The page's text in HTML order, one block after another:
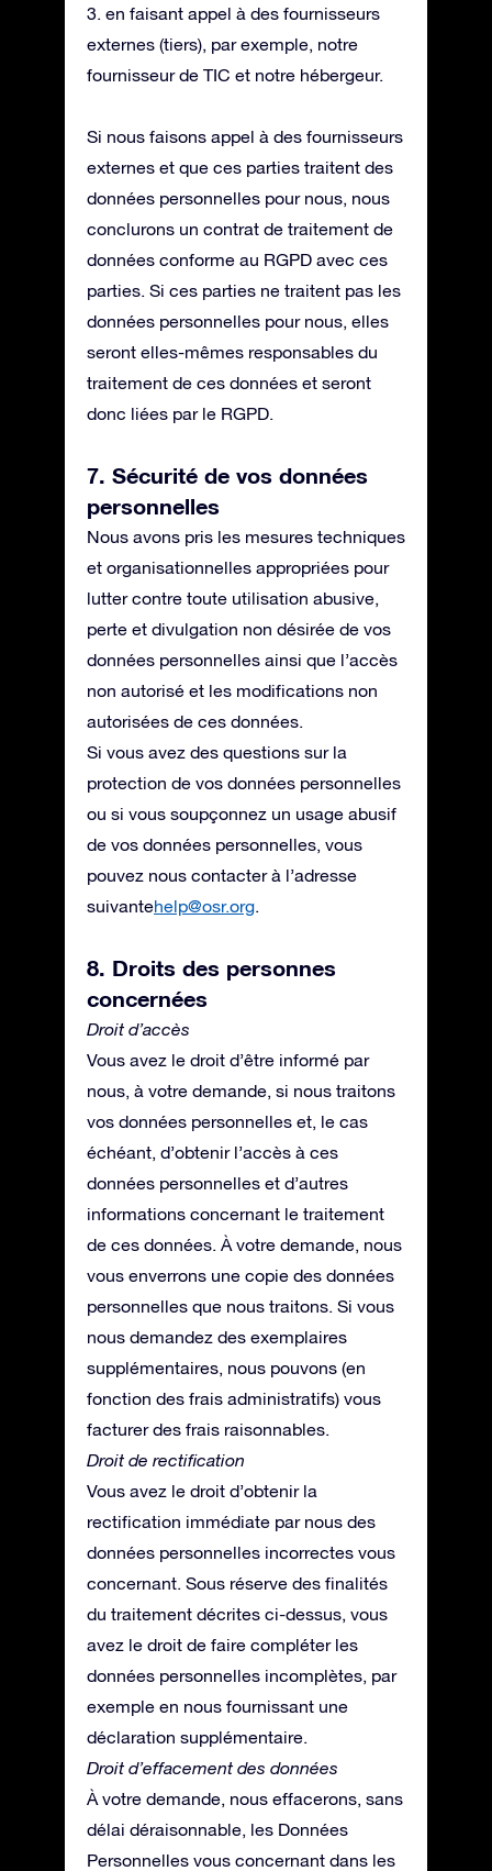
3. en faisant appel à des fournisseurs
externes (tiers), par exemple, notre
fournisseur de TIC et notre hébergeur.
Si nous faisons appel à des fournisseurs
externes et que ces parties traitent des
données personnelles pour nous, nous
conclurons un contrat de traitement de
données conforme au RGPD avec ces
parties. Si ces parties ne traitent pas les
données personnelles pour nous, elles
seront elles-mêmes responsables du
traitement de ces données et seront
donc liées par le RGPD.
7. Sécurité de vos données
personnelles
Nous avons pris les mesures techniques
et organisationnelles appropriées pour
lutter contre toute utilisation abusive,
perte et divulgation non désirée de vos
données personnelles ainsi que l’accès
non autorisé et les modifications non
autorisées de ces données.
Si vous avez des questions sur la
protection de vos données personnelles
ou si vous soupçonnez un usage abusif
de vos données personnelles, vous
pouvez nous contacter à l’adresse
suivantehelp@osr.org.
8. Droits des personnes
concernées
Droit d’accès
Vous avez le droit d’être informé par
nous, à votre demande, si nous traitons
vos données personnelles et, le cas
échéant, d’obtenir l’accès à ces
données personnelles et d’autres
informations concernant le traitement
de ces données. À votre demande, nous
vous enverrons une copie des données
personnelles que nous traitons. Si vous
nous demandez des exemplaires
supplémentaires, nous pouvons (en
fonction des frais administratifs) vous
facturer des frais raisonnables.
Droit de rectification
Vous avez le droit d’obtenir la
rectification immédiate par nous des
données personnelles incorrectes vous
concernant. Sous réserve des finalités
du traitement décrites ci-dessus, vous
avez le droit de faire compléter les
données personnelles incomplètes, par
exemple en nous fournissant une
déclaration supplémentaire.
Droit d’effacement des données
À votre demande, nous effacerons, sans
délai déraisonnable, les Données
Personnelles vous concernant dans les